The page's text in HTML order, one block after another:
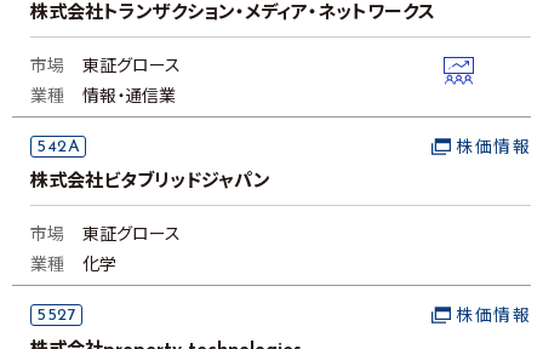
株式会社トランザクション・メディア・ネットワークス
市場
東証グロース
業種
情報・通信業
542A
株式会社ビタブリッドジャパン
株価情報
市場
東証グロース
業種
化学
5527 株価情報